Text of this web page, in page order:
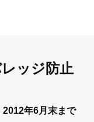
ッジ防止
2012年6月末まで